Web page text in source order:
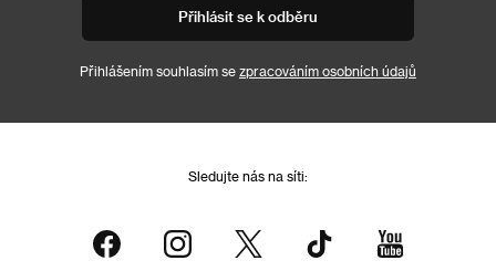
Přihlásit se k odběru
Přihlášením souhlasím se zpracováním osobních údajů
Sledujte nás na síti: